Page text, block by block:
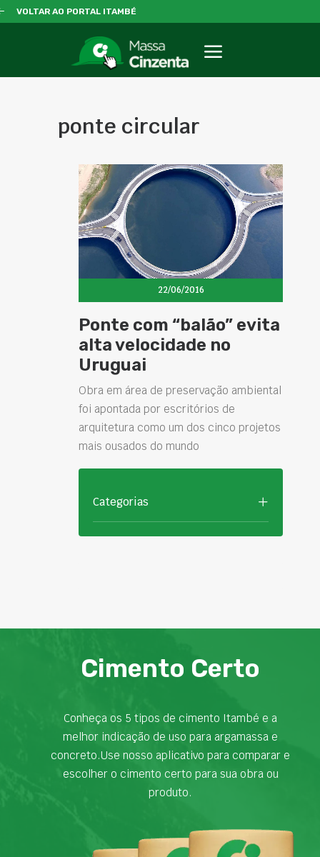
VOLTAR AO PORTAL ITAMBÉ
ponte circular
22/06/2016
Ponte com “balão” evita
alta velocidade no
Uruguai
Obra em área de preservação ambiental
foi apontada por escritórios de
arquitetura como um dos cinco projetos
mais ousados do mundo
Categorias
Cimento Certo
Conheça os 5 tipos de cimento Itambé e a
melhor indicação de uso para argamassa e
concreto.Use nosso aplicativo para comparar e
escolher o cimento certo para sua obra ou
produto.